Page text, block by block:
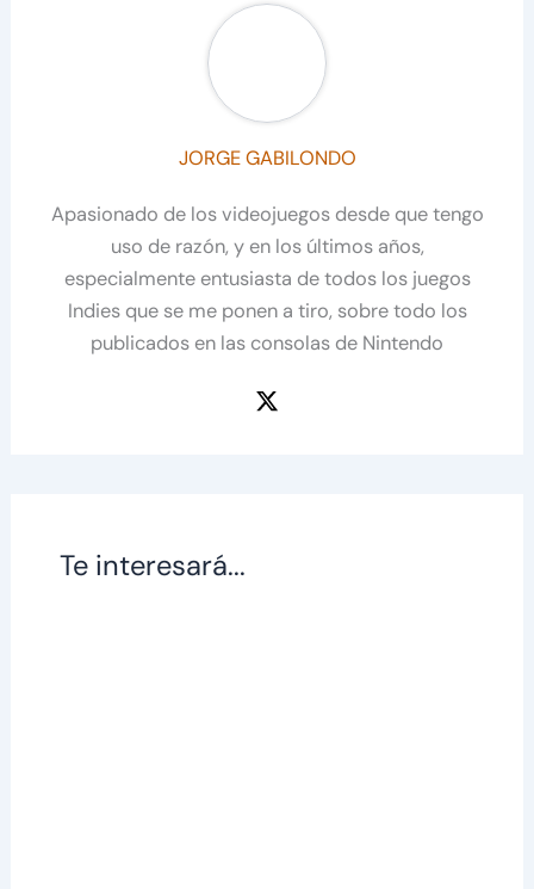
JORGE GABILONDO
Apasionado de los videojuegos desde que tengo
uso de razón, y en los últimos años,
especialmente entusiasta de todos los juegos
Indies que se me ponen a tiro, sobre todo los
publicados en las consolas de Nintendo
Te interesará...